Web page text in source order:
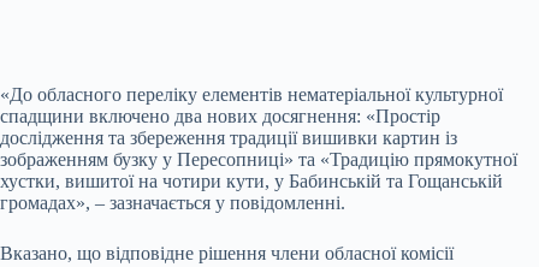
«До обласного переліку елементів нематеріальної культурної
спадщини включено два нових досягнення: «Простір
дослідження та збереження традиції вишивки картин із
зображенням бузку у Пересопниці» та «Традицію прямокутної
хустки, вишитої на чотири кути, у Бабинській та Гощанській
громадах», – зазначається у повідомленні.
Вказано, що відповідне рішення члени обласної комісії